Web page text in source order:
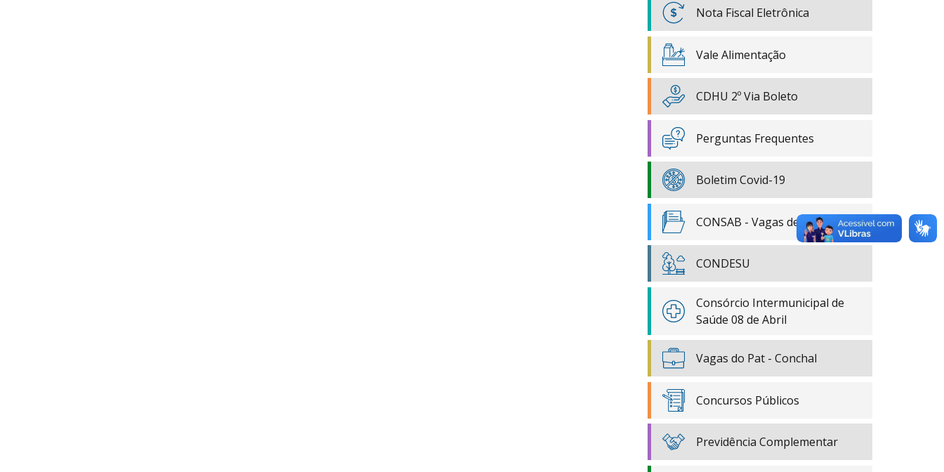
Nota Fiscal Eletrônica
Vale Alimentação
CDHU 2º Via Boleto
Perguntas Frequentes
Boletim Covid-19
CONSAB - Vagas de Emprego
CONDESU
Consórcio Intermunicipal de
Saúde 08 de Abril
Vagas do Pat - Conchal
Concursos Públicos
Previdência Complementar